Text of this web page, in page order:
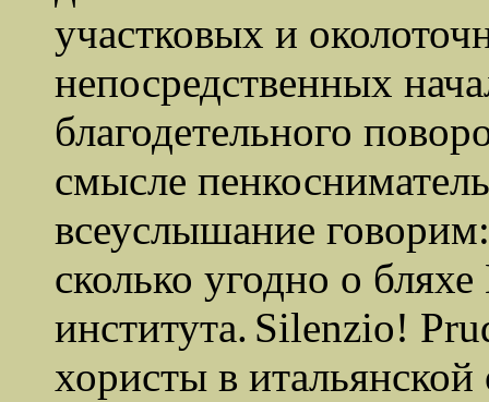
участковых и
непосредственных
благодетельного
смысле
всеуслышание
сколько угодно о
института. Silenzio!
хористы в